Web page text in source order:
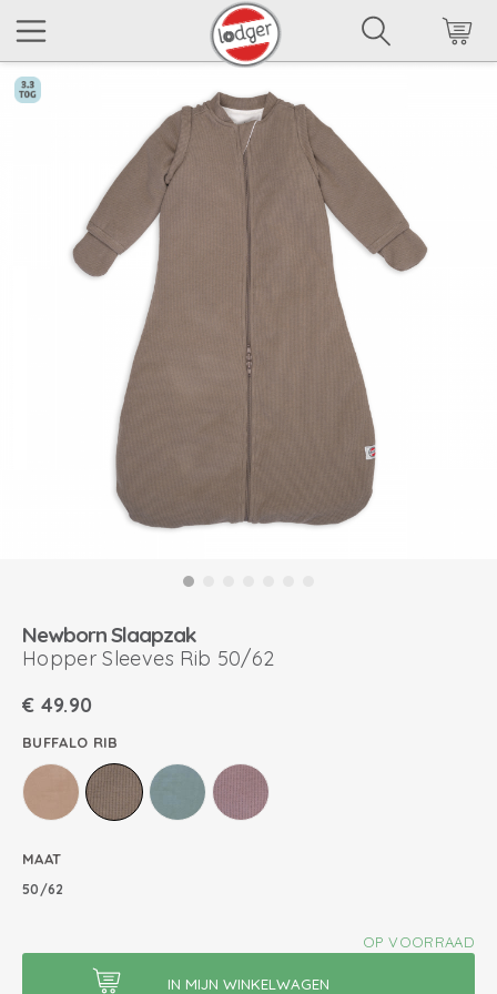
Newborn Slaapzak
Hopper Sleeves Rib 50/62
€ 49.90
BUFFALO RIB
MAAT
50/62
OP VOORRAAD